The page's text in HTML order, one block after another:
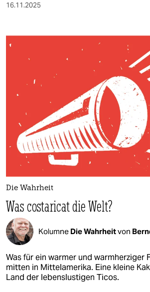
16.11.2025
Die Wahrheit
Was costaricat die Welt?
Kolumne Die Wahrheitvon
Was für ein warmer und warmherziger
mitten in Mittelamerika. Eine kleine
Land der lebenslustigen Ticos.